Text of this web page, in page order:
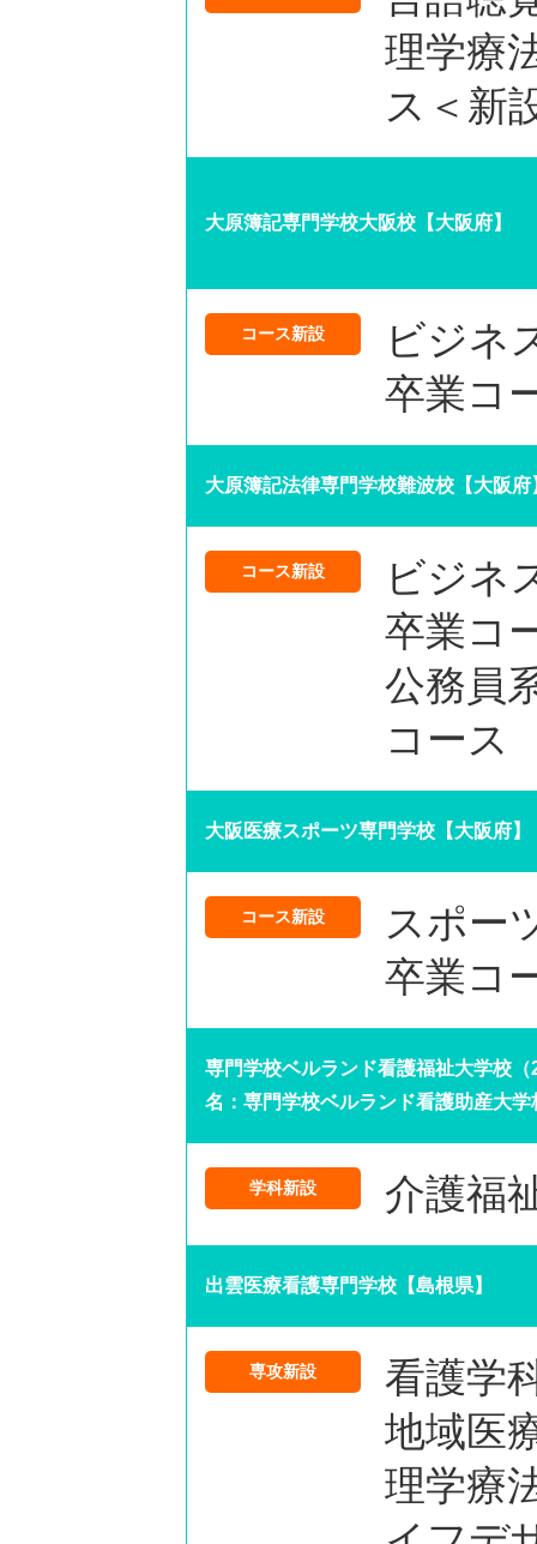
理学療
ス＜新
大原簿記専門学校大阪校【大阪府】
コース新設
ビジネ
卒業コ
大原簿記法律専門学校難波校【大阪府
コース新設
ビジネ
卒業コ
公務員
コース
大阪医療スポーツ専門学校【大阪府】
コース新設
スポー
卒業コ
専門学校ベルランド看護福祉大学校
名：専門学校ベルランド看護助産大
学科新設 介護福
出雲医療看護専門学校【島根県】
専攻新設
看護学
地域医
理学療